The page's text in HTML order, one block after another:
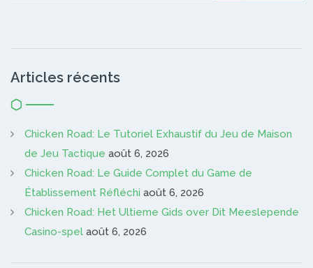
Articles récents
Chicken Road: Le Tutoriel Exhaustif du Jeu de Maison
de Jeu Tactique août 6, 2026
Chicken Road: Le Guide Complet du Game de
Établissement Réfléchi août 6, 2026
Chicken Road: Het Ultieme Gids over Dit Meeslepende
Casino-spel août 6, 2026